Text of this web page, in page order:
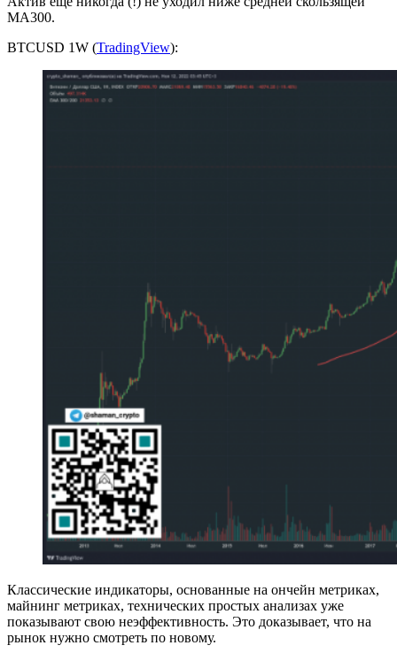
MA300.
BTCUSD 1W (TradingView):
Классические индикаторы, основанные на ончейн метриках,
майнинг метриках, технических простых анализах уже
показывают свою неэффективность. Это доказывает, что на
рынок нужно смотреть по новому.